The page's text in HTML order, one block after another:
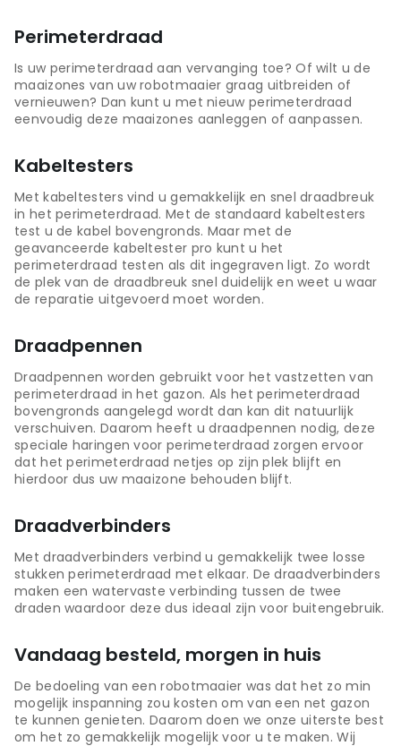
Perimeterdraad
Is uw perimeterdraad aan vervanging toe? Of wilt u de
maaizones van uw robotmaaier graag uitbreiden of
vernieuwen? Dan kunt u met nieuw perimeterdraad
eenvoudig deze maaizones aanleggen of aanpassen.
Kabeltesters
Met kabeltesters vind u gemakkelijk en snel draadbreuk
in het perimeterdraad. Met de standaard kabeltesters
test u de kabel bovengronds. Maar met de
geavanceerde kabeltester pro kunt u het
perimeterdraad testen als dit ingegraven ligt. Zo wordt
de plek van de draadbreuk snel duidelijk en weet u waar
de reparatie uitgevoerd moet worden.
Draadpennen
Draadpennen worden gebruikt voor het vastzetten van
perimeterdraad in het gazon. Als het perimeterdraad
bovengronds aangelegd wordt dan kan dit natuurlijk
verschuiven. Daarom heeft u draadpennen nodig, deze
speciale haringen voor perimeterdraad zorgen ervoor
dat het perimeterdraad netjes op zijn plek blijft en
hierdoor dus uw maaizone behouden blijft.
Draadverbinders
Met draadverbinders verbind u gemakkelijk twee losse
stukken perimeterdraad met elkaar. De draadverbinders
maken een watervaste verbinding tussen de twee
draden waardoor deze dus ideaal zijn voor buitengebruik.
Vandaag besteld, morgen in huis
De bedoeling van een robotmaaier was dat het zo min
mogelijk inspanning zou kosten om van een net gazon
te kunnen genieten. Daarom doen we onze uiterste best
om het zo gemakkelijk mogelijk voor u te maken. Wij